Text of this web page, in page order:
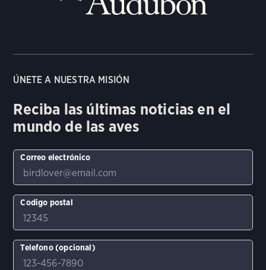
ÚNETE A NUESTRA MISIÓN
Reciba las últimas noticias en el
mundo de las aves
Correo electrónico
Codigo postal
Telefono (opcional)